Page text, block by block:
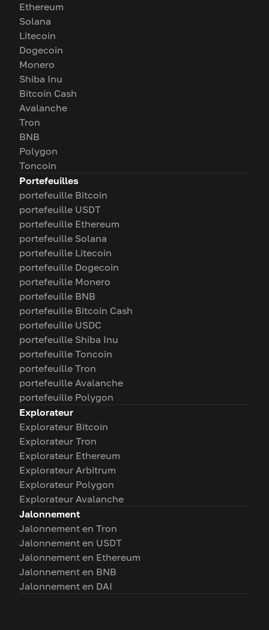
Ethereum
Solana
Litecoin
Dogecoin
Monero
Shiba Inu
Bitcoin Cash
Avalanche
Tron
BNB
Polygon
Toncoin
Portefeuilles
portefeuille Bitcoin
portefeuille USDT
portefeuille Ethereum
portefeuille Solana
portefeuille Litecoin
portefeuille Dogecoin
portefeuille Monero
portefeuille BNB
portefeuille Bitcoin Cash
portefeuille USDC
portefeuille Shiba Inu
portefeuille Toncoin
portefeuille Tron
portefeuille Avalanche
portefeuille Polygon
Explorateur
Explorateur Bitcoin
Explorateur Tron
Explorateur Ethereum
Explorateur Arbitrum
Explorateur Polygon
Explorateur Avalanche
Jalonnement
Jalonnement en Tron
Jalonnement en USDT
Jalonnement en Ethereum
Jalonnement en BNB
Jalonnement en DAI